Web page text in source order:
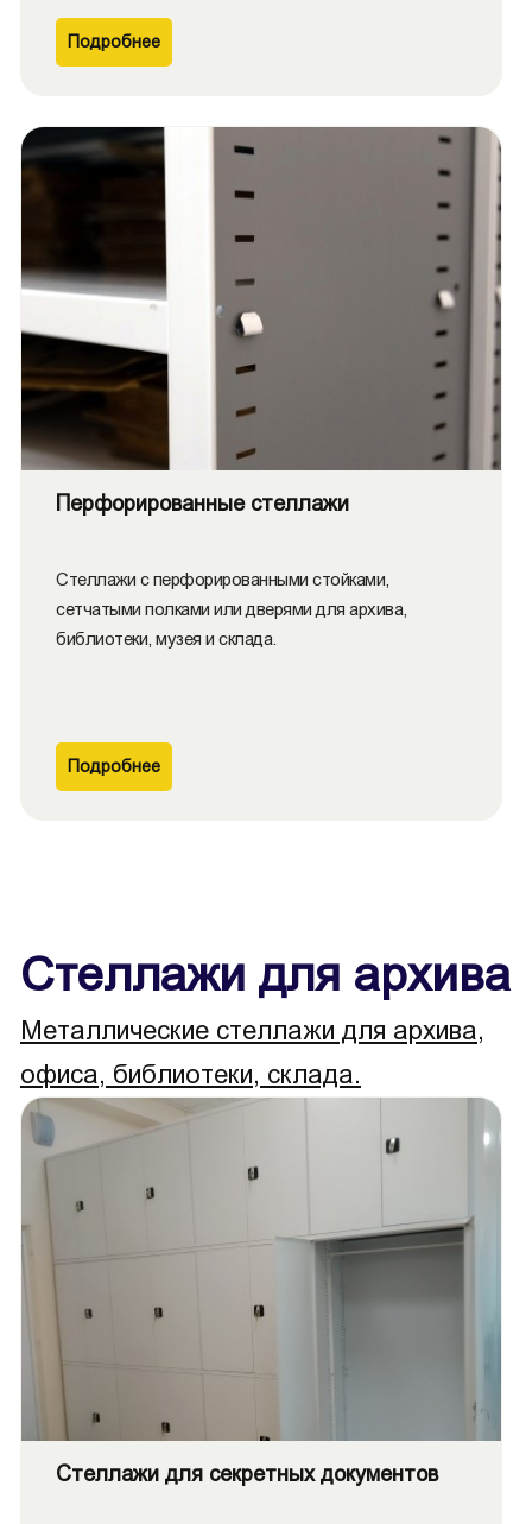
Подробнее
Перфорированные стеллажи
Стеллажи с перфорированными стойками,
сетчатыми полками или дверями для архива,
библиотеки, музея и склада.
Подробнее
Стеллажи для архива
Металлические стеллажи для архива,
офиса, библиотеки, склада.
Стеллажи для секретных документов